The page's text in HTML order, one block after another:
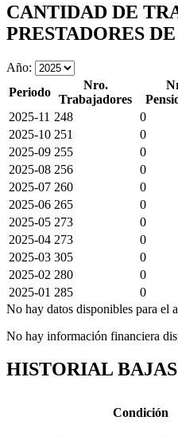
CANTIDAD DE
PRESTADORES
Año:
Periodo
Nro.
Trabajadores
2025-11 248 0
2025-10 251 0
2025-09 255 0
2025-08 256 0
2025-07 260 0
2025-06 265 0
2025-05 273 0
2025-04 273 0
2025-03 305 0
2025-02 280 0
2025-01 285 0
No hay datos disponibles para el
No hay información financiera
HISTORIAL BAJAS
Condición